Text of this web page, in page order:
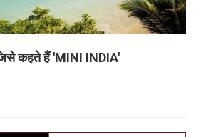
कहते हैं 'MINI INDIA'